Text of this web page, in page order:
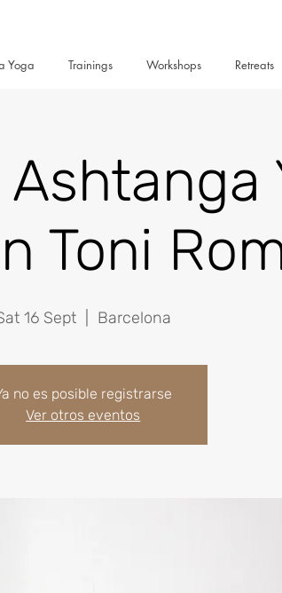
Yoga Trainings Workshops Retreats
Toni
16 Sept
  |
Barcelona
no es posible registrarse
Ver otros eventos